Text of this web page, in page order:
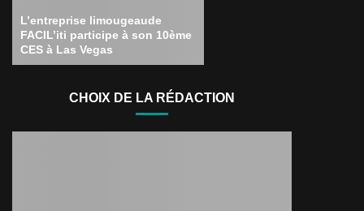
L’entreprise limougeaude
FACIL’iti participe à son 10ème
CES à Las Vegas
CHOIX DE LA RÉDACTION